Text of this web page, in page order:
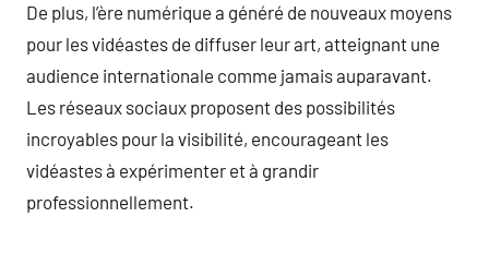
De plus, l’ère numérique a généré de nouveaux moyens
pour les vidéastes de diffuser leur art, atteignant une
audience internationale comme jamais auparavant.
Les réseaux sociaux proposent des possibilités
incroyables pour la visibilité, encourageant les
vidéastes à expérimenter et à grandir
professionnellement.